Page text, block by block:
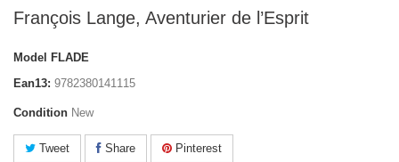
François Lange, Aventurier de l’Esprit
Model
FLADE
Ean13: 9782380141115
Condition New
Tweet Share Pinterest